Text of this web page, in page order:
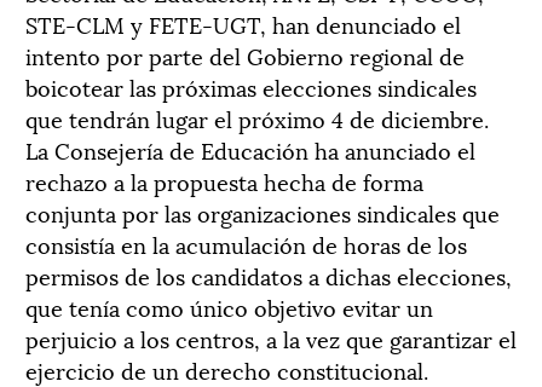
STE-CLM y FETE-UGT, han denunciado el
intento por parte del Gobierno regional de
boicotear las próximas elecciones sindicales
que tendrán lugar el próximo 4 de diciembre.
La Consejería de Educación ha anunciado el
rechazo a la propuesta hecha de forma
conjunta por las organizaciones sindicales que
consistía en la acumulación de horas de los
permisos de los candidatos a dichas elecciones,
que tenía como único objetivo evitar un
perjuicio a los centros, a la vez que garantizar el
ejercicio de un derecho constitucional.